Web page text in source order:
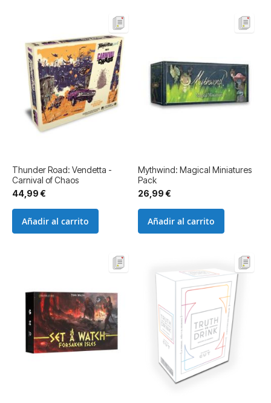
Thunder Road: Vendetta -
Carnival of Chaos
44,99 €
Añadir al carrito
Mythwind: Magical Miniatures
Pack
26,99 €
Añadir al carrito